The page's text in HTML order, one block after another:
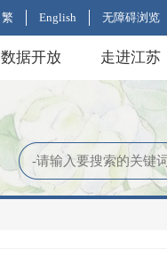
繁 English 无障碍浏览
数据开放 走进江苏